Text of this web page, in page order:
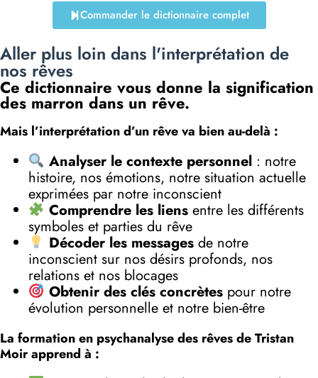
Commander le dictionnaire complet
Aller plus loin dans l'interprétation de
nos rêves
Ce dictionnaire vous donne la signification
des marron dans un rêve.
Mais l’interprétation d’un rêve va bien au-delà :
Analyser le contexte personnel: notre
histoire, nos émotions, notre situation actuelle
exprimées par notre inconscient
Comprendre les liensentre les différents
symboles et parties du rêve
Décoder les messagesde notre
inconscient sur nos désirs profonds, nos
relations et nos blocages
Obtenir des clés concrètespour notre
évolution personnelle et notre bien-être
La formation en psychanalyse des rêves de Tristan
Moir apprend à :